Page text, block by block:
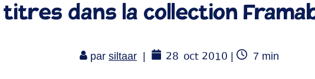
titres dans la collection
parsiltaar 28 oct 2010
Temps
7min